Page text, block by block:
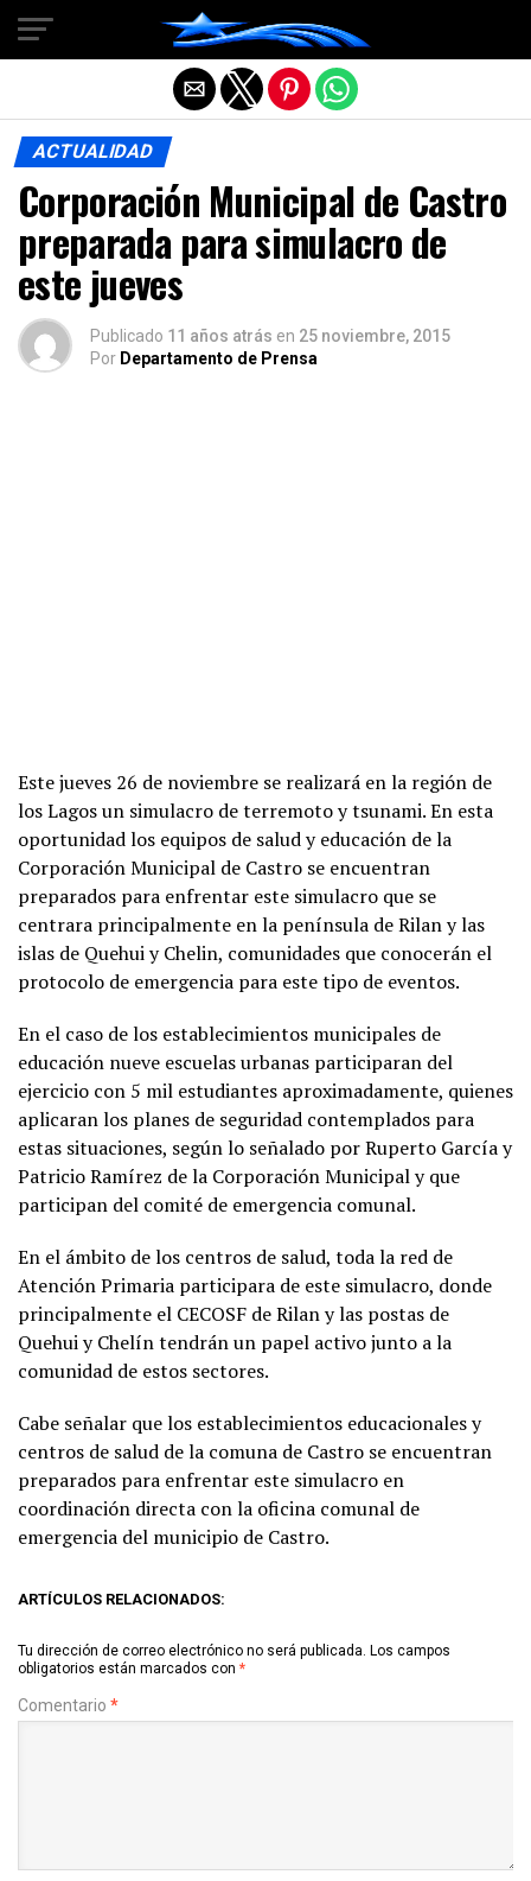
ACTUALIDAD
Corporación Municipal de Castro
preparada para simulacro de
este jueves
Publicado 11 años atrás en 25 noviembre, 2015
Por Departamento de Prensa
Este jueves 26 de noviembre se realizará en la región de
los Lagos un simulacro de terremoto y tsunami. En esta
oportunidad los equipos de salud y educación de la
Corporación Municipal de Castro se encuentran
preparados para enfrentar este simulacro que se
centrara principalmente en la península de Rilan y las
islas de Quehui y Chelin, comunidades que conocerán el
protocolo de emergencia para este tipo de eventos.
En el caso de los establecimientos municipales de
educación nueve escuelas urbanas participaran del
ejercicio con 5 mil estudiantes aproximadamente, quienes
aplicaran los planes de seguridad contemplados para
estas situaciones, según lo señalado por Ruperto García y
Patricio Ramírez de la Corporación Municipal y que
participan del comité de emergencia comunal.
En el ámbito de los centros de salud, toda la red de
Atención Primaria participara de este simulacro, donde
principalmente el CECOSF de Rilan y las postas de
Quehui y Chelín tendrán un papel activo junto a la
comunidad de estos sectores.
Cabe señalar que los establecimientos educacionales y
centros de salud de la comuna de Castro se encuentran
preparados para enfrentar este simulacro en
coordinación directa con la oficina comunal de
emergencia del municipio de Castro.
ARTÍCULOS RELACIONADOS:
Tu dirección de correo electrónico no será publicada. Los campos
obligatorios están marcados con *
Comentario *
Salir de la versión móvil